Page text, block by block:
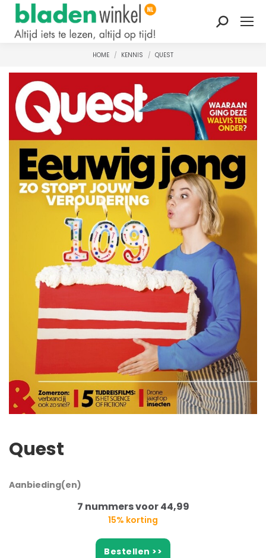
Zoeken:
Je bent hier:
HOME KENNIS QUEST
Quest
Aanbieding(en)
7 nummers voor 44,99
15% korting
Bestellen >>